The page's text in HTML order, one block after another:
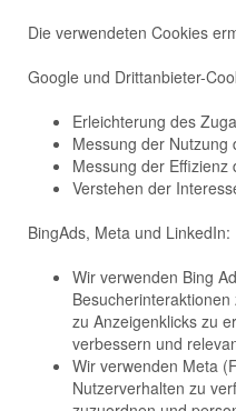
Die verwendeten Cookies
Google und Drittanbieter-
Erleichterung des
Messung der Nutzung
Messung der Effizienz
Verstehen der
BingAds, Meta und LinkedIn:
Wir verwenden Bing
zu Anzeigenklicks zu
verbessern und
Wir verwenden Meta
Nutzerverhalten zu